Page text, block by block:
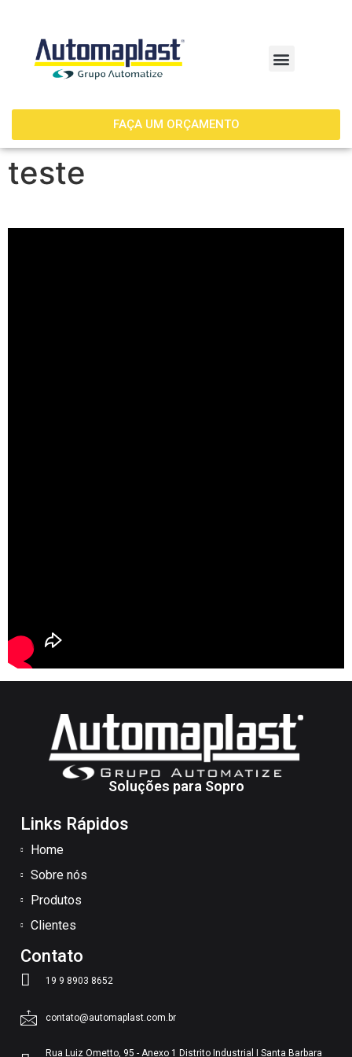
FAÇA UM ORÇAMENTO
teste
Soluções para Sopro
Links Rápidos
Home
Sobre nós
Produtos
Clientes
Contato
19 9 8903 8652
contato@automaplast.com.br
Rua Luiz Ometto, 95 - Anexo 1 Distrito Industrial I Santa Barbara